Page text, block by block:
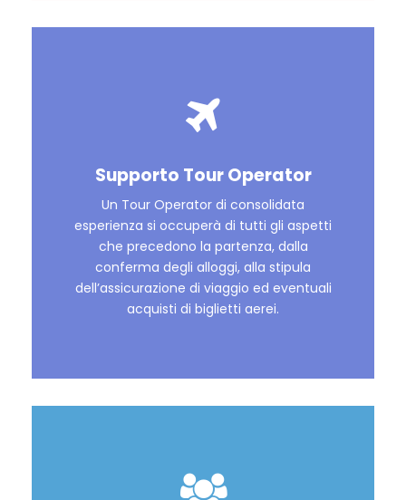
Supporto Tour Operator
Un Tour Operator di consolidata
esperienza si occuperà di tutti gli aspetti
che precedono la partenza, dalla
conferma degli alloggi, alla stipula
dell’assicurazione di viaggio ed eventuali
acquisti di biglietti aerei.